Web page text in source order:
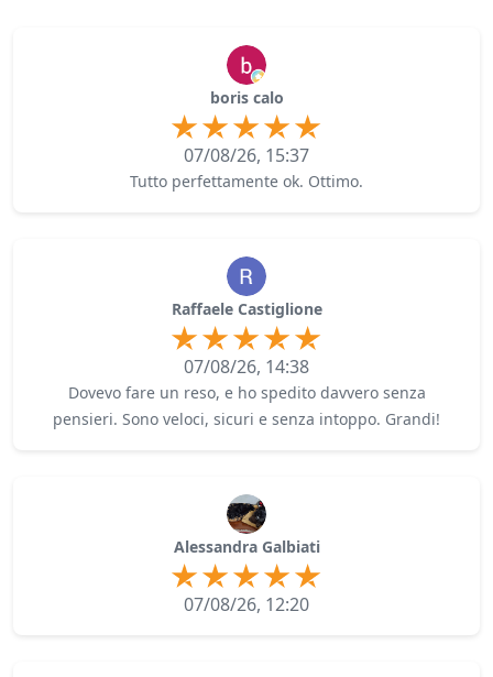
boris calo
07/08/26, 15:37
Tutto perfettamente ok. Ottimo.
Raffaele Castiglione
07/08/26, 14:38
Dovevo fare un reso, e ho spedito davvero senza
pensieri. Sono veloci, sicuri e senza intoppo. Grandi!
Alessandra Galbiati
07/08/26, 12:20